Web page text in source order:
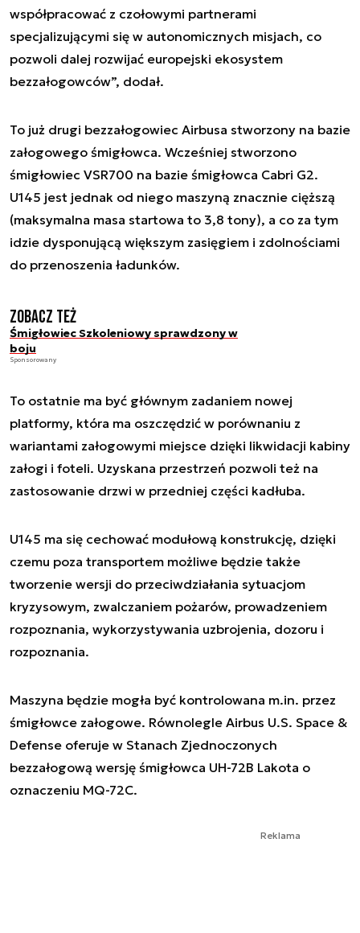
współpracować z czołowymi partnerami
specjalizującymi się w autonomicznych misjach, co
pozwoli dalej rozwijać europejski ekosystem
bezzałogowców”, dodał.
To już drugi bezzałogowiec Airbusa stworzony na bazie
załogowego śmigłowca. Wcześniej stworzono
śmigłowiec VSR700 na bazie śmigłowca Cabri G2.
U145 jest jednak od niego maszyną znacznie cięższą
(maksymalna masa startowa to 3,8 tony), a co za tym
idzie dysponującą większym zasięgiem i zdolnościami
do przenoszenia ładunków.
Zobacz też
Śmigłowiec Szkoleniowy sprawdzony w
boju
Sponsorowany
To ostatnie ma być głównym zadaniem nowej
platformy, która ma oszczędzić w porównaniu z
wariantami załogowymi miejsce dzięki likwidacji kabiny
załogi i foteli. Uzyskana przestrzeń pozwoli też na
zastosowanie drzwi w przedniej części kadłuba.
U145 ma się cechować modułową konstrukcję, dzięki
czemu poza transportem możliwe będzie także
tworzenie wersji do przeciwdziałania sytuacjom
kryzysowym, zwalczaniem pożarów, prowadzeniem
rozpoznania, wykorzystywania uzbrojenia, dozoru i
rozpoznania.
Maszyna będzie mogła być kontrolowana m.in. przez
śmigłowce załogowe. Równolegle Airbus U.S. Space &
Defense oferuje w Stanach Zjednoczonych
bezzałogową wersję śmigłowca UH-72B Lakota o
oznaczeniu MQ-72C.
Reklama